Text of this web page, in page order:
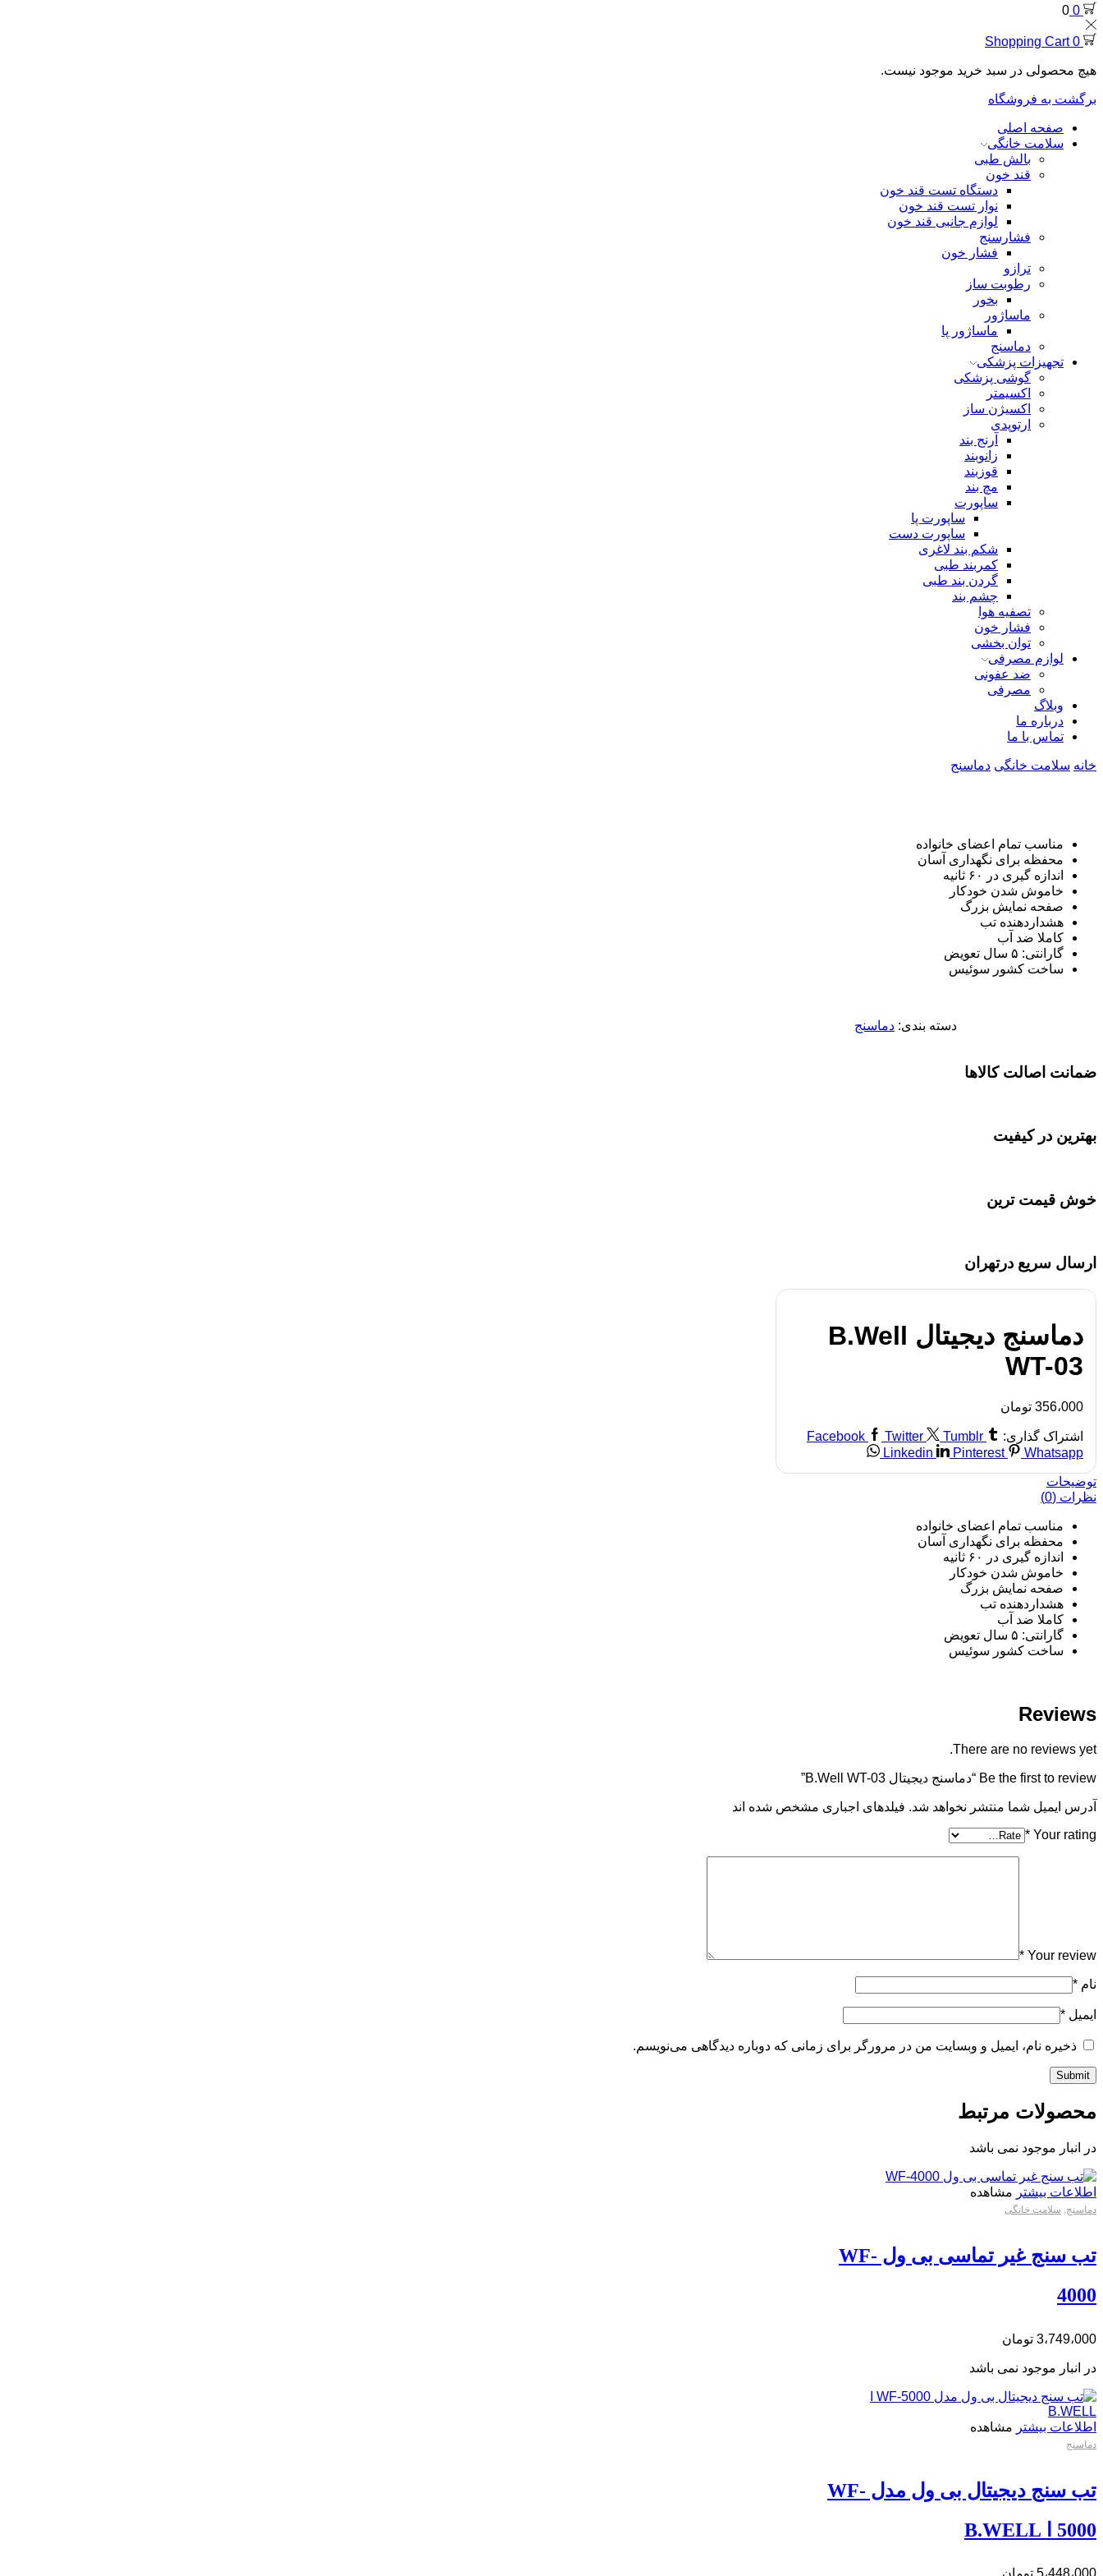
0
0
0
Shopping Cart
هیچ محصولی در سبد خرید موجود نیست.
برگشت به فروشگاه
صفحه اصلی
سلامت خانگی
بالش طبی
قند خون
دستگاه تست قند خون
نوار تست قند خون
لوازم جانبی قند خون
فشارسنج
فشار خون
ترازو
رطوبت ساز
بخور
ماساژور
ماساژور پا
دماسنج
تجهیزات پزشکی
گوشی پزشکی
اکسیمتر
اکسیژن ساز
ارتوپدی
آرنج بند
زانوبند
قوزبند
مچ بند
ساپورت
ساپورت پا
ساپورت دست
شکم بند لاغری
کمربند طبی
گردن بند طبی
چشم بند
تصفیه هوا
فشار خون
توان بخشی
لوازم مصرفی
ضد عفونی
مصرفی
وبلاگ
درباره ما
تماس با ما
خانه سلامت خانگی دماسنج
مناسب تمام اعضای خانواده
محفظه برای نگهداری آسان
اندازه‌ گیری در ۶۰ ثانیه
خاموش شدن خودکار
صفحه نمایش بزرگ
هشداردهنده تب
کاملا ضد آب
گارانتی: ۵ سال تعویض
ساخت کشور سوئیس
دسته بندی: دماسنج
ضمانت اصالت کالاها
بهترین در کیفیت
خوش قیمت ترین
ارسال سریع درتهران
دماسنج دیجیتال B.Well
WT-03
356،000 تومان
اشتراک گذاری: Facebook Twitter
Tumblr
Linkedin
Pinterest Whatsapp
توضیحات
نظرات (0)
مناسب تمام اعضای خانواده
محفظه برای نگهداری آسان
اندازه‌ گیری در ۶۰ ثانیه
خاموش شدن خودکار
صفحه نمایش بزرگ
هشداردهنده تب
کاملا ضد آب
گارانتی: ۵ سال تعویض
ساخت کشور سوئیس
Reviews
There are no reviews yet.
Be the first to review “دماسنج دیجیتال B.Well WT-03”
آدرس ایمیل شما منتشر نخواهد شد. فیلدهای اجباری مشخص شده اند
Your rating
*
Your review
*
نام *
ایمیل *
ذخیره نام، ایمیل و وبسایت من در مرورگر برای زمانی که دوباره دیدگاهی می‌نویسم.
محصولات مرتبط
در انبار موجود نمی باشد
اطلاعات بیشتر مشاهده
دماسنج, سلامت خانگی
تب سنج غیر تماسی بی ول WF-
4000
3،749،000 تومان
در انبار موجود نمی باشد
اطلاعات بیشتر مشاهده
دماسنج
تب سنج دیجیتال بی ول مدل WF-
5000 ا B.WELL